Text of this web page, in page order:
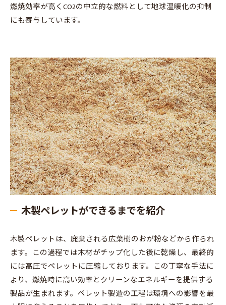
燃焼効率が高くCO2の中立的な燃料として地球温暖化の抑制
にも寄与しています。
木製ペレットができるまでを紹介
木製ペレットは、廃棄される広葉樹のおが粉などから作られ
ます。この過程では木材がチップ化した後に乾燥し、最終的
には高圧でペレットに圧縮しております。この丁寧な手法に
より、燃焼時に高い効率とクリーンなエネルギーを提供する
製品が生まれます。ペレット製造の工程は環境への影響を最